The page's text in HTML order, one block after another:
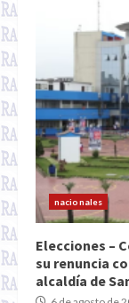
nacionales
Elecciones –
su renuncia
alcaldía de